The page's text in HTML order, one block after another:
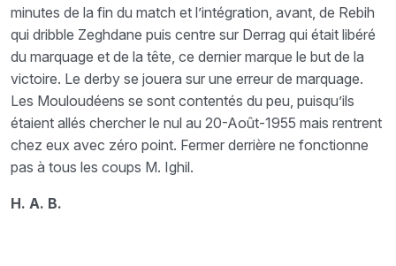
minutes de la fin du match et l’intégration, avant, de Rebih
qui dribble Zeghdane puis centre sur Derrag qui était libéré
du marquage et de la tête, ce dernier marque le but de la
victoire. Le derby se jouera sur une erreur de marquage.
Les Mouloudéens se sont contentés du peu, puisqu’ils
étaient allés chercher le nul au 20-Août-1955 mais rentrent
chez eux avec zéro point. Fermer derrière ne fonctionne
pas à tous les coups M. Ighil.
H. A. B.